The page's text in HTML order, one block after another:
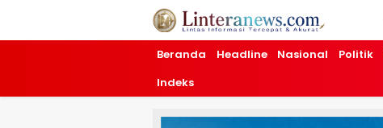
Linteranews.com
Lintas Informasi Tercepat dan Akurat
Beranda Headline Nasional Politik
Indeks